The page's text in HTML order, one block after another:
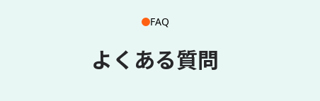
FAQ
よくある質問